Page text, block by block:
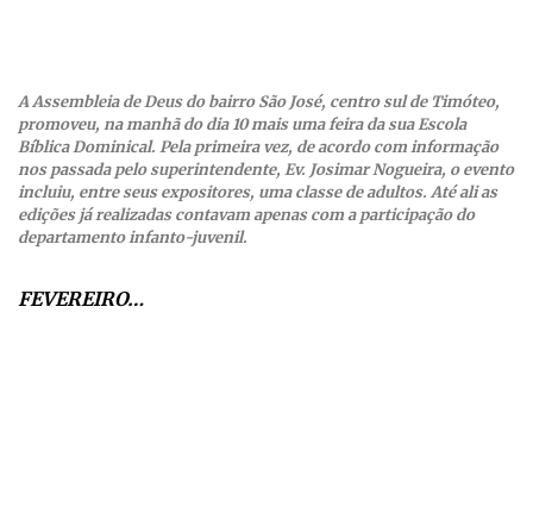
A Assembleia de Deus do bairro São José, centro sul de Timóteo,
promoveu, na manhã do dia 10 mais uma feira da sua Escola
Bíblica Dominical. Pela primeira vez, de acordo com informação
nos passada pelo superintendente, Ev. Josimar Nogueira, o evento
incluiu, entre seus expositores, uma classe de adultos. Até ali as
edições já realizadas contavam apenas com a participação do
departamento infanto-juvenil.
FEVEREIRO…